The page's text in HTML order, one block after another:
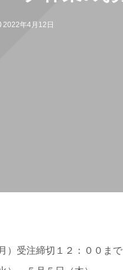
2022年4月12日
締切１２：００まで